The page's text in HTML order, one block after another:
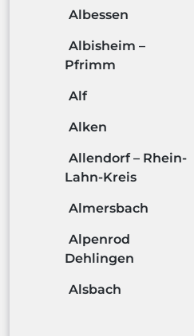
Albessen
Albisheim –
Pfrimm
Alf
Alken
Allendorf – Rhein-
Lahn-Kreis
Almersbach
Alpenrod
Dehlingen
Alsbach